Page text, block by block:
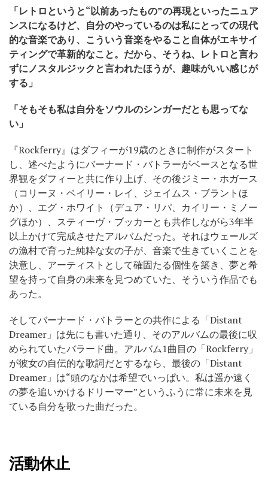
「レトロというと“以前あったもの”の再現といったニュア
ンスになるけど、自分のやっているのは私にとっての現代
的な音楽であり、こういう音楽をやること自体がエキサイ
ティングで革新的なこと。だから、そうね、レトロと言わ
ずにノスタルジックと言われたほうが、趣味がいい感じが
する」
「そもそも私は自分をソウルのシンガーだとも思ってな
い」
『Rockferry』はダフィーが19歳のときに制作がスタート
し、述べたようにバーナード・バトラーがベースとなる世
界観をダフィーと共に作り上げ、その後ジミー・ホガース
（コリーヌ・ベイリー・レイ、ジェイムス・ブラントほ
か）、エグ・ホワイト（デュア・リパ、カイリー・ミノー
グほか）、スティーヴ・ブッカーとも共作しながら3年半
以上かけて完成させたアルバムだった。それはウェールズ
の漁村で育った純粋な女の子が、音楽で生きていくことを
決意し、アーティストとして確固たる個性を築き、夢と希
望を持って自身の未来を見つめていた、そういう作品でも
あった。
そしてバーナード・バトラーとの共作による「Distant
Dreamer」は先にも書いた通り、そのアルバムの最後に収
められていたバラード曲。アルバム1曲目の「Rockferry」
が彼女の自伝的な歌詞だとするなら、最後の「Distant
Dreamer」は“頭のなかは希望でいっぱい。私は遥か遠く
の夢を追いかけるドリーマー”というふうに常に未来を見
ている自分を歌った曲だった。
活動休止